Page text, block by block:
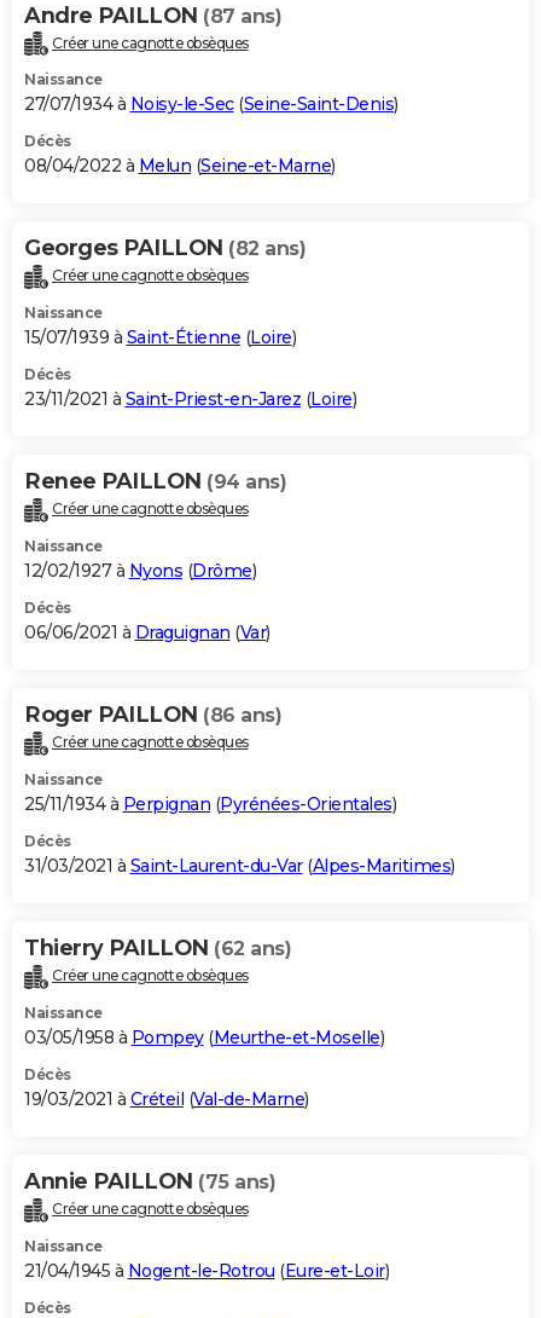
Andre PAILLON (87 ans)
Créer une cagnotte obsèques
Naissance
27/07/1934 à Noisy-le-Sec(Seine-Saint-Denis)
Décès
08/04/2022 à Melun (Seine-et-Marne)
Georges PAILLON (82 ans)
Créer une cagnotte obsèques
Naissance
15/07/1939 à Saint-Étienne (Loire)
Décès
23/11/2021 à Saint-Priest-en-Jarez (Loire)
Renee PAILLON (94 ans)
Créer une cagnotte obsèques
Naissance
12/02/1927 à Nyons (Drôme)
Décès
06/06/2021 à Draguignan (Var)
Roger PAILLON (86 ans)
Créer une cagnotte obsèques
Naissance
25/11/1934 à Perpignan (Pyrénées-Orientales)
Décès
31/03/2021 à Saint-Laurent-du-Var(Alpes-Maritimes)
Thierry PAILLON (62 ans)
Créer une cagnotte obsèques
Naissance
03/05/1958 à Pompey(Meurthe-et-Moselle)
Décès
19/03/2021 à Créteil (Val-de-Marne)
Annie PAILLON (75 ans)
Créer une cagnotte obsèques
Naissance
21/04/1945 à Nogent-le-Rotrou (Eure-et-Loir)
Décès